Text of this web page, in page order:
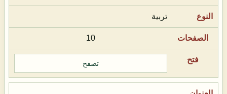
تربية
10
تصفح